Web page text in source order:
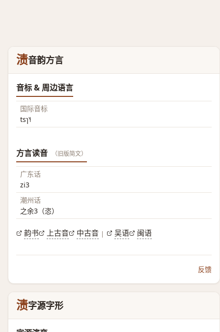
渍音韵方言
音标 & 周边语言
国际音标
tsɿ˥˧
方言读音 （旧版简文）
广东话
zi3
潮州话
之余3（恣）
韵书 上古音 中古音 | 吴语 闽语
反馈
渍字源字形